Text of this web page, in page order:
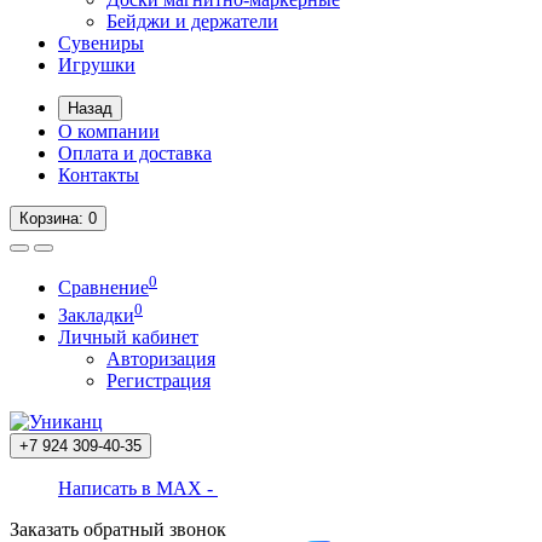
Бейджи и держатели
Сувениры
Игрушки
Назад
О компании
Оплата и доставка
Контакты
Корзина: 0
Сравнение0
Закладки0
Личный кабинет
Авторизация
Регистрация
+7 924 309-40-35
Написать в MAX -
Заказать обратный звонок